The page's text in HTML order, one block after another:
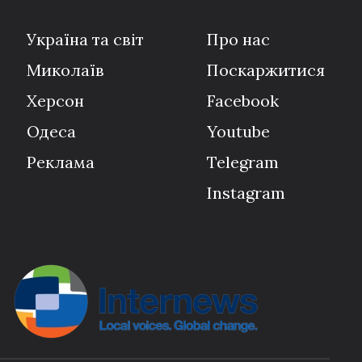
Україна та світ
Миколаїв
Херсон
Одеса
Реклама
Про нас
Поскаржитися
Facebook
Youtube
Telegram
Instagram